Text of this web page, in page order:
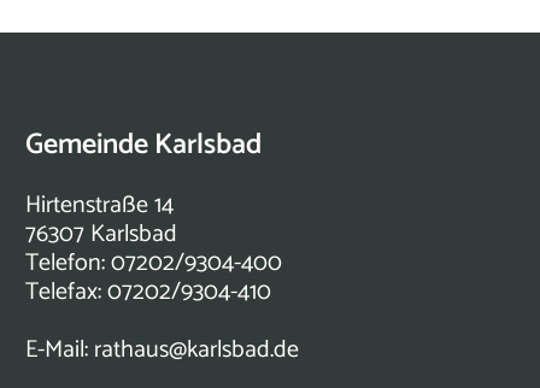
Gemeinde Karlsbad
Hirtenstraße 14
76307 Karlsbad
Telefon: 07202/9304-400
Telefax: 07202/9304-410
E-Mail:rathaus@karlsbad.de